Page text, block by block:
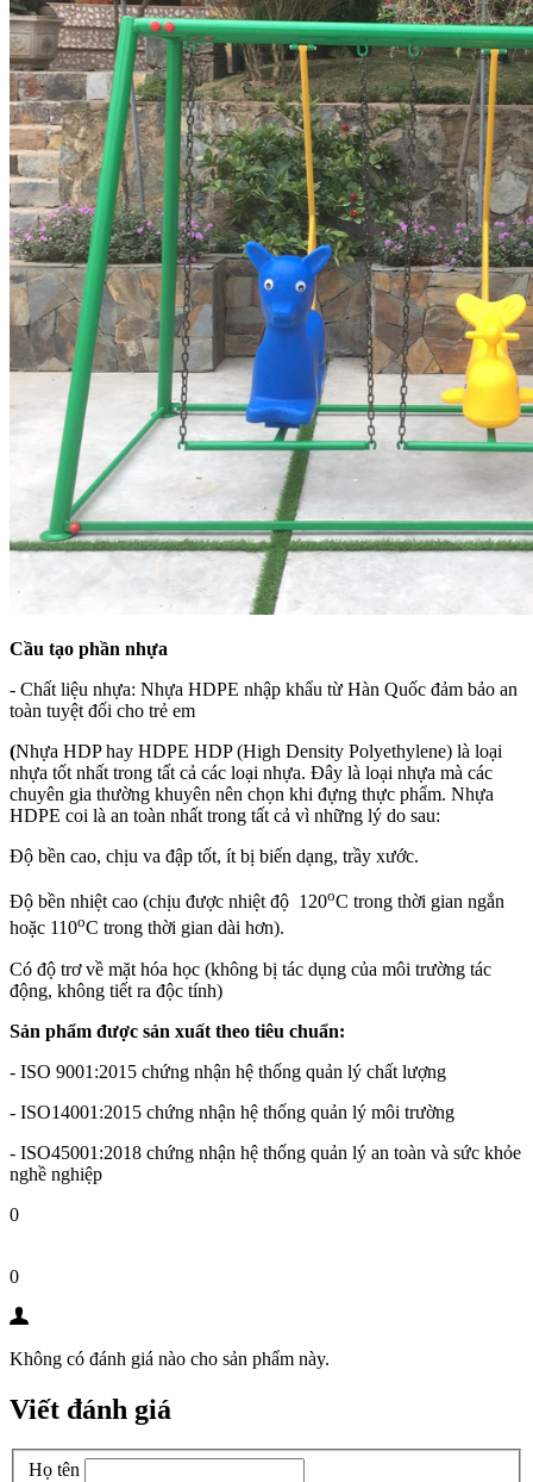
Cầu tạo phần nhựa
- Chất liệu nhựa: Nhựa HDPE nhập khẩu từ Hàn Quốc đảm bảo an
toàn tuyệt đối cho trẻ em
(Nhựa HDP hay HDPE HDP (High Density Polyethylene) là loại
nhựa tốt nhất trong tất cả các loại nhựa. Đây là loại nhựa mà các
chuyên gia thường khuyên nên chọn khi đựng thực phẩm. Nhựa
HDPE coi là an toàn nhất trong tất cả vì những lý do sau:
Độ bền cao, chịu va đập tốt, ít bị biến dạng, trầy xước.
Độ bền nhiệt cao (chịu được nhiệt độ 120oC trong thời gian ngắn
hoặc 110oC trong thời gian dài hơn).
Có độ trơ về mặt hóa học (không bị tác dụng của môi trường tác
động, không tiết ra độc tính)
Sản phẩm được sản xuất theo tiêu chuẩn:
- ISO 9001:2015 chứng nhận hệ thống quản lý chất lượng
- ISO14001:2015 chứng nhận hệ thống quản lý môi trường
- ISO45001:2018 chứng nhận hệ thống quản lý an toàn và sức khỏe
nghề nghiệp
0
0
Không có đánh giá nào cho sản phẩm này.
Viết đánh giá
Họ tên